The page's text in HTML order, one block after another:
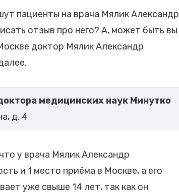
пациенты на врача Мялик Александр
отзыв про него? А, может быть вы
доктор Мялик Александр
медицинских наук Минутко
д. 4
у врача Мялик Александр
и 1 место приёма в Москве, а его
уже свыше 14 лет, так как он